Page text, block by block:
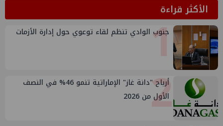
الأكثر قراءة1
جنوب الوادي تنظم لقاء توعوي حول إدارة الأزمات
2
أرباح "دانة غاز" الإماراتية تنمو 46% في النصف
الأول من 2026